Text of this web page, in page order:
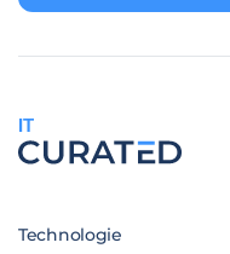
IT
Technologie